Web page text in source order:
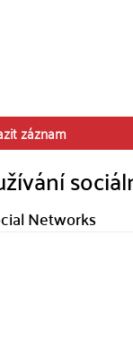
záznam
Networks